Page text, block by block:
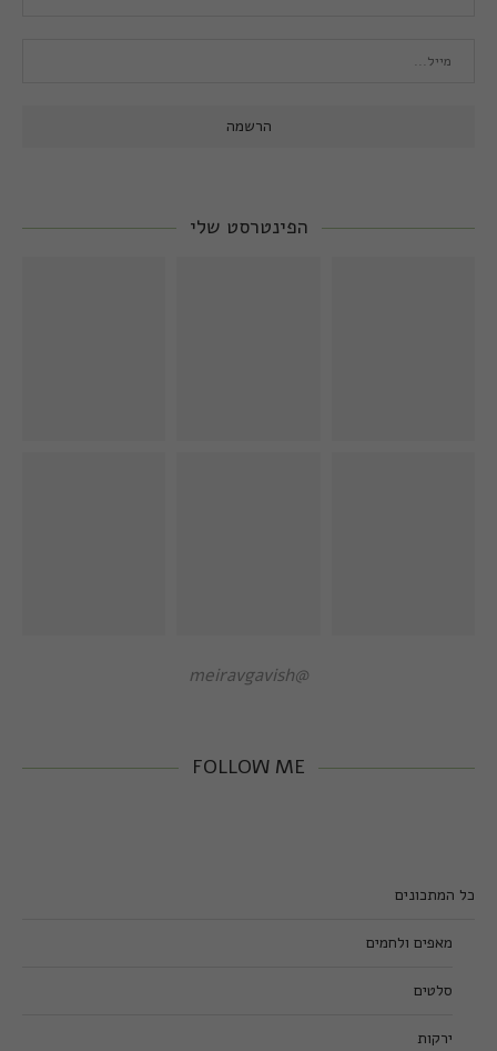
הפינטרסט שלי
@meiravgavish
FOLLOW ME
כל המתכונים
מאפים ולחמים
סלטים
ירקות